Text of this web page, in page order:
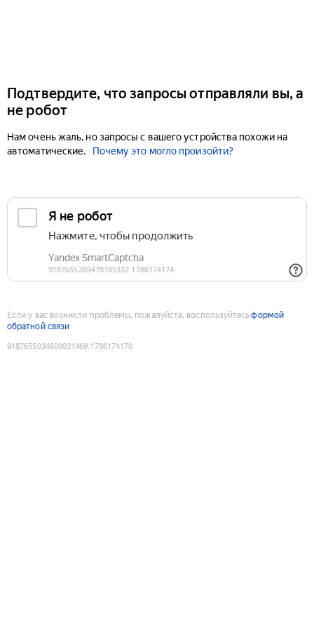
Подтвердите, что запросы отправляли вы, а
не робот
Нам очень жаль, но запросы с вашего устройства похожи на
автоматические.
Почему это могло произойти?
Если у вас возникли проблемы, пожалуйста, воспользуйтесьформой
обратной связи
9187655034600031469:1786174170